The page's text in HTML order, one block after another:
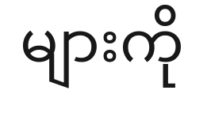
များကို